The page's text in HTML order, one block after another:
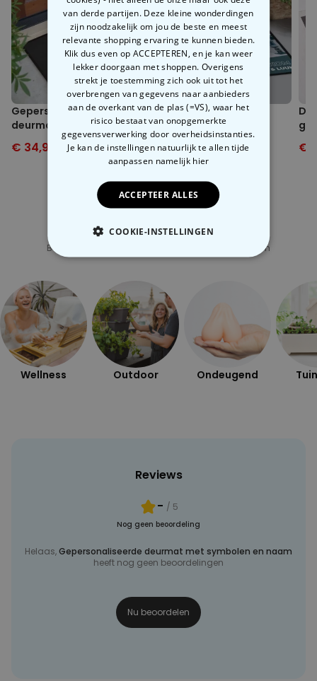
Gepersonaliseerde
deurmat met monogram
€ 34,99 € 44,99
Deurmat met foto en
tekst
€ 34,99€ 44,99 €
Gerelateerde categorie
Bekijk onze andere categorie met ongewone dingen
Wellness Outdoor Ondeugend
Reviews
- / 5
Nog geen beoordeling
Helaas,Gepersonaliseerde deurmat met symbolen en naam
heeft nog geen beoordelingen
Nu beoordelen
van derde partijen. Deze kleine wonderdingen
zijn noodzakelijk om jou de beste en meest
relevante shopping ervaring te kunnen bieden.
Klik dus even op ACCEPTEREN, en je kan weer
lekker doorgaan met shoppen. Overigens
strekt je toestemming zich ook uit tot het
overbrengen van gegevens naar aanbieders
aan de overkant van de plas (=VS), waar het
risico bestaat van onopgemerkte
gegevensverwerking door overheidsinstanties.
Je kan de instellingen natuurlijk te allen tijde
aanpassen namelijk hier
ACCEPTEER ALLES
COOKIE-INSTELLINGEN
NOODZAKELIJK
PERFORMANCE
MARKETING OVERIGE